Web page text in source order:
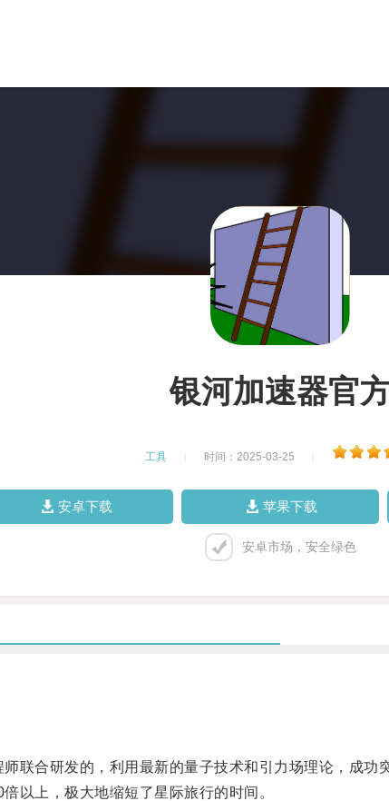
银河加速器官
工具 时间：2025-03-25
安卓下载 苹果下载
安卓市场，安全绿色
合研发的，利用最新的量子技术和引力场理论，成功
上，极大地缩短了星际旅行的时间。